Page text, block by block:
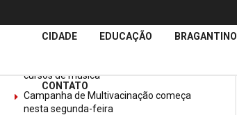
ÚltimasNotícias
cursos de música
Campanha de Multivacinação começa
nesta segunda-feira
CIDADE EDUCAÇÃO BRAGANTINO
CONTATO